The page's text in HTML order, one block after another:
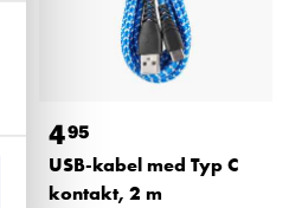
495
USB-kabel med Typ C
kontakt, 2 m